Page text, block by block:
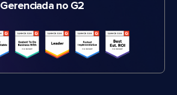
Gerenciada no G2